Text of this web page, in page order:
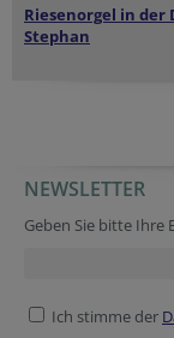
Riesenorgel in der
Stephan
NEWSLETTER
Geben Sie bitte Ihre
Ich stimme der